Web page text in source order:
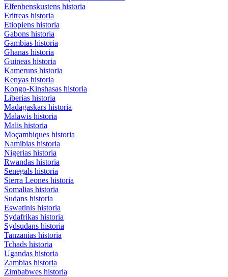
Elfenbenskustens historia
Eritreas historia
Etiopiens historia
Gabons historia
Gambias historia
Ghanas historia
Guineas historia
Kameruns historia
Kenyas historia
Kongo-Kinshasas historia
Liberias historia
Madagaskars historia
Malawis historia
Malis historia
Moçambiques historia
Namibias historia
Nigerias historia
Rwandas historia
Senegals historia
Sierra Leones historia
Somalias historia
Sudans historia
Eswatinis historia
Sydafrikas historia
Sydsudans historia
Tanzanias historia
Tchads historia
Ugandas historia
Zambias historia
Zimbabwes historia